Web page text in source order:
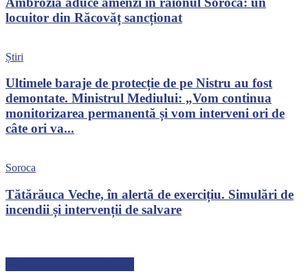
locuitor din Răcovăț sancționat
Știri
Ultimele baraje de protecție de pe Nistru au fost
demontate. Ministrul Mediului: „Vom continua
monitorizarea permanentă și vom interveni ori de
câte ori va...
Soroca
Tătărăuca Veche, în alertă de exercițiu. Simulări de
incendii și intervenții de salvare